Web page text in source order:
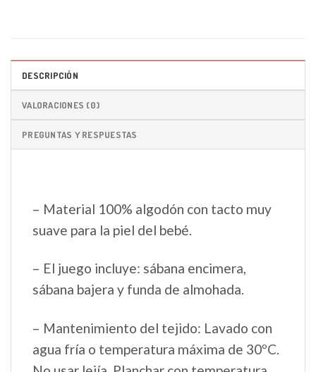
DESCRIPCIÓN
VALORACIONES (0)
PREGUNTAS Y RESPUESTAS
– Material 100% algodón con tacto muy
suave para la piel del bebé.
– El juego incluye: sábana encimera,
sábana bajera y funda de almohada.
– Mantenimiento del tejido: Lavado con
agua fría o temperatura máxima de 30ºC.